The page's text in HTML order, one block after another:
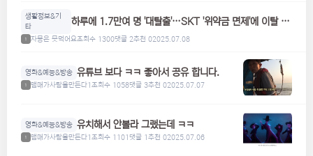
생활정보&기
타
하루에 1.7만여 명 '대탈출'…SKT '위약금 면제'에 이탈 급
1 자몽은 못먹어요조회수 1300댓글 2추천 02025.07.08
영화&예능&방송 유튜브 보다 ㅋㅋ 좋아서 공유 합니다.
1 맴매가사람을만든다1조회수 1058댓글 3추천 02025.07.07
영화&예능&방송 유치해서 안볼라 그랬는데 ㅋㅋ
1 맴매가사람을만든다1조회수 1101댓글 1추천 02025.07.06